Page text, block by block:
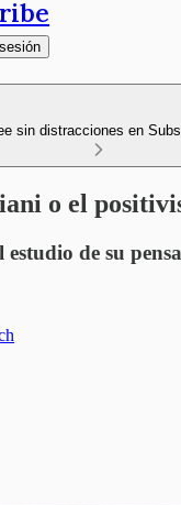
sin distracciones en
o el
de su